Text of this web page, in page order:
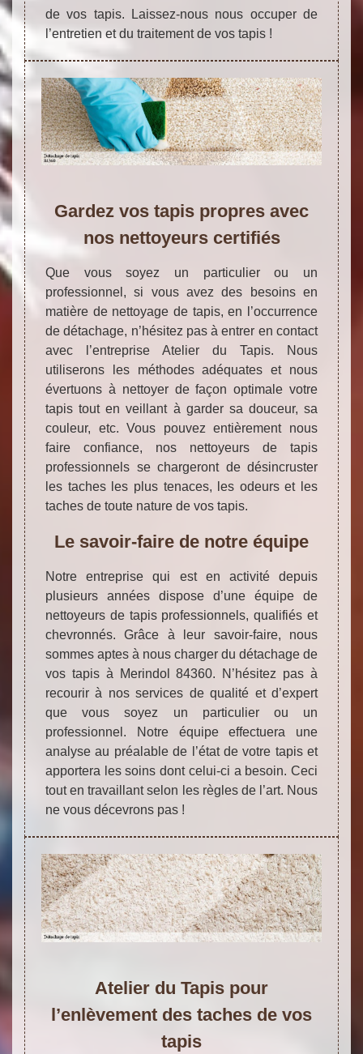
de vos tapis. Laissez-nous nous occuper de
l’entretien et du traitement de vos tapis !
Gardez vos tapis propres avec
nos nettoyeurs certifiés
Que vous soyez un particulier ou un
professionnel, si vous avez des besoins en
matière de nettoyage de tapis, en l’occurrence
de détachage, n’hésitez pas à entrer en contact
avec l’entreprise Atelier du Tapis. Nous
utiliserons les méthodes adéquates et nous
évertuons à nettoyer de façon optimale votre
tapis tout en veillant à garder sa douceur, sa
couleur, etc. Vous pouvez entièrement nous
faire confiance, nos nettoyeurs de tapis
professionnels se chargeront de désincruster
les taches les plus tenaces, les odeurs et les
taches de toute nature de vos tapis.
Le savoir-faire de notre équipe
Notre entreprise qui est en activité depuis
plusieurs années dispose d’une équipe de
nettoyeurs de tapis professionnels, qualifiés et
chevronnés. Grâce à leur savoir-faire, nous
sommes aptes à nous charger du détachage de
vos tapis à Merindol 84360. N’hésitez pas à
recourir à nos services de qualité et d’expert
que vous soyez un particulier ou un
professionnel. Notre équipe effectuera une
analyse au préalable de l’état de votre tapis et
apportera les soins dont celui-ci a besoin. Ceci
tout en travaillant selon les règles de l’art. Nous
ne vous décevrons pas !
Atelier du Tapis pour
l’enlèvement des taches de vos
tapis